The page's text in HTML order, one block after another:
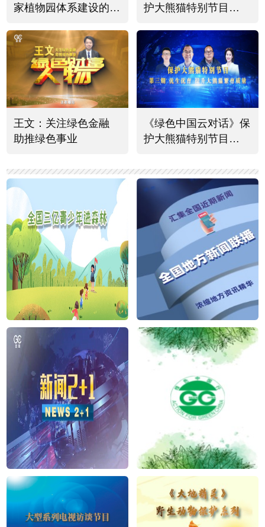
家植物园体系建设的意
护大熊猫特别节目
王文：关注绿色金融
助推绿色事业
《绿色中国云对话》保
护大熊猫特别节目